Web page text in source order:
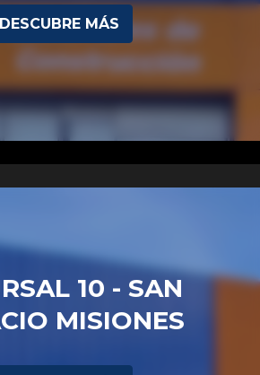
DESCUBRE MÁS
10 - SAN
MISIONES